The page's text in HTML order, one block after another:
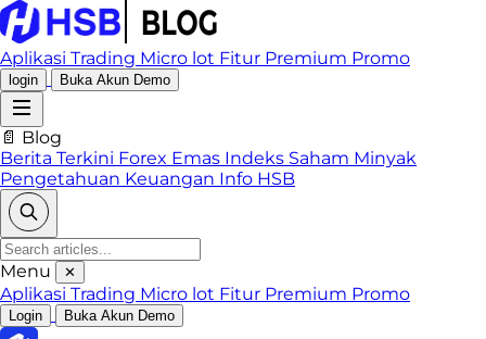
Aplikasi Trading Micro lot Fitur Premium Promo
login Buka Akun Demo
📄 Blog
Berita Terkini Forex Emas Indeks Saham Minyak
Pengetahuan Keuangan Info HSB
Menu ✕
Aplikasi Trading Micro lot Fitur Premium Promo
Login Buka Akun Demo